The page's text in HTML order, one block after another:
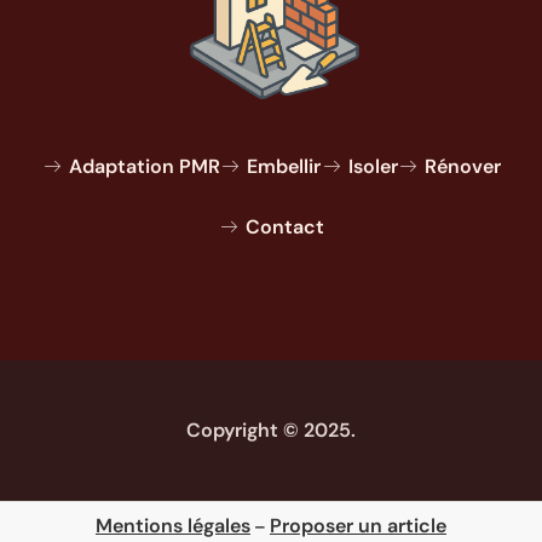
Adaptation PMR Embellir Isoler Rénover
Contact
Copyright © 2025.
Mentions légales – Proposer un article